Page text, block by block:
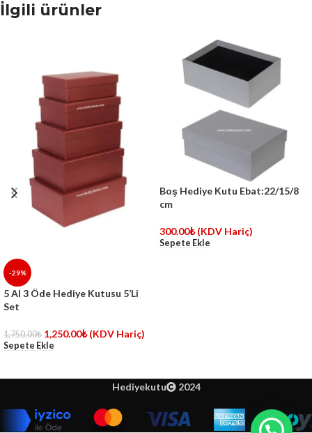
İlgili ürünler
-29%
5 Al 3 Öde Hediye Kutusu 5’Li
Set
1,750.00₺ 1,250.00₺ (KDV Hariç)
Sepete Ekle
Boş Hediye Kutu Ebat:22/15/8
cm
300.00₺ (KDV Hariç)
Sepete Ekle
Hediyekutu 2024